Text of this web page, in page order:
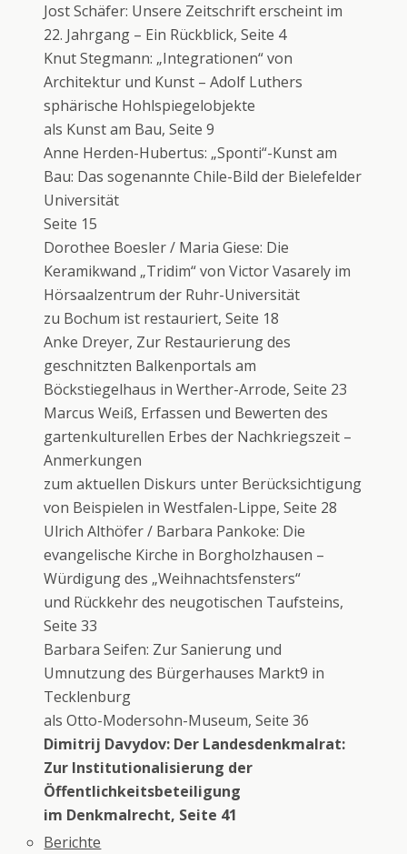
Jost Schäfer: Unsere Zeitschrift erscheint im
22. Jahrgang – Ein Rückblick, Seite 4
Knut Stegmann: „Integrationen“ von
Architektur und Kunst – Adolf Luthers
sphärische Hohlspiegelobjekte
als Kunst am Bau, Seite 9
Anne Herden-Hubertus: „Sponti“-Kunst am
Bau: Das sogenannte Chile-Bild der Bielefelder
Universität
Seite 15
Dorothee Boesler / Maria Giese: Die
Keramikwand „Tridim“ von Victor Vasarely im
Hörsaalzentrum der Ruhr-Universität
zu Bochum ist restauriert, Seite 18
Anke Dreyer, Zur Restaurierung des
geschnitzten Balkenportals am
Böckstiegelhaus in Werther-Arrode, Seite 23
Marcus Weiß, Erfassen und Bewerten des
gartenkulturellen Erbes der Nachkriegszeit –
Anmerkungen
zum aktuellen Diskurs unter Berücksichtigung
von Beispielen in Westfalen-Lippe, Seite 28
Ulrich Althöfer / Barbara Pankoke: Die
evangelische Kirche in Borgholzhausen –
Würdigung des „Weihnachtsfensters“
und Rückkehr des neugotischen Taufsteins,
Seite 33
Barbara Seifen: Zur Sanierung und
Umnutzung des Bürgerhauses Markt9 in
Tecklenburg
als Otto-Modersohn-Museum, Seite 36
Dimitrij Davydov: Der Landesdenkmalrat:
Zur Institutionalisierung der
Öffentlichkeitsbeteiligung
im Denkmalrecht, Seite 41
Berichte